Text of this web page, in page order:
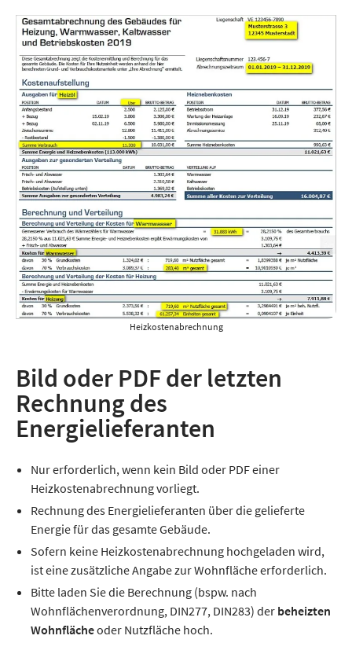
Heizkostenabrechnung
Bild oder PDF der letzten
Rechnung des
Energielieferanten
Nur erforderlich, wenn kein Bild oder PDF einer
Heizkostenabrechnung vorliegt.
Rechnung des Energielieferanten über die gelieferte
Energie für das gesamte Gebäude.
Sofern keine Heizkostenabrechnung hochgeladen wird,
ist eine zusätzliche Angabe zur Wohnfläche erforderlich.
Bitte laden Sie die Berechnung (bspw. nach
Wohnflächenverordnung, DIN277, DIN283) der beheizten
Wohnflächeoder Nutzfläche hoch.